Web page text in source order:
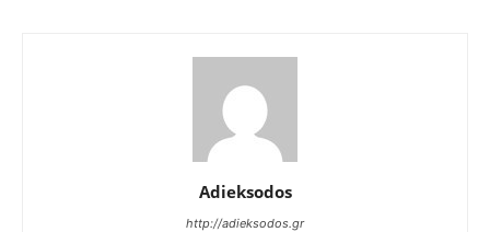
Adieksodos
http://adieksodos.gr